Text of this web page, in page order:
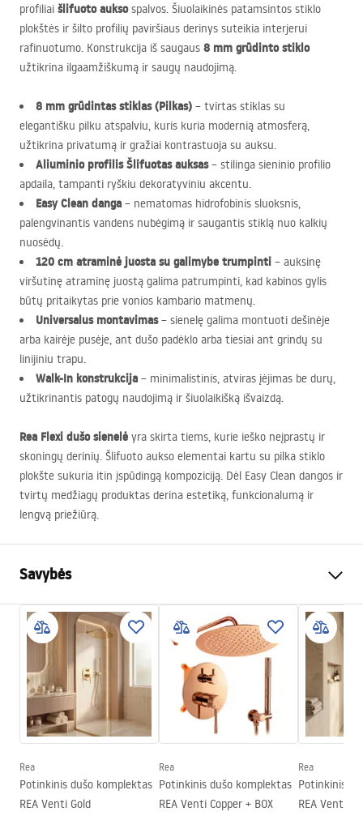
profiliai šlifuoto auksospalvos. Šiuolaikinės patamsintos stiklo
plokštės ir šilto profilių paviršiaus derinys suteikia interjerui
rafinuotumo. Konstrukcija iš saugaus 8 mm grūdinto stiklo
užtikrina ilgaamžiškumą ir saugų naudojimą.
8 mm grūdintas stiklas (Pilkas) – tvirtas stiklas su
elegantišku pilku atspalviu, kuris kuria modernią atmosferą,
užtikrina privatumą ir gražiai kontrastuoja su auksu.
Aliuminio profilis Šlifuotas auksas– stilinga sieninio profilio
apdaila, tampanti ryškiu dekoratyviniu akcentu.
Easy Clean danga – nematomas hidrofobinis sluoksnis,
palengvinantis vandens nubėgimą ir saugantis stiklą nuo kalkių
nuosėdų.
120 cm atraminė juosta su galimybe trumpinti – auksinę
viršutinę atraminę juostą galima patrumpinti, kad kabinos gylis
būtų pritaikytas prie vonios kambario matmenų.
Universalus montavimas– sienelę galima montuoti dešinėje
arba kairėje pusėje, ant dušo padėklo arba tiesiai ant grindų su
linijiniu trapu.
Walk-In konstrukcija – minimalistinis, atviras įėjimas be durų,
užtikrinantis patogų naudojimą ir šiuolaikišką išvaizdą.
Rea Flexi dušo sienelė yra skirta tiems, kurie ieško neįprastų ir
skoningų derinių. Šlifuoto aukso elementai kartu su pilka stiklo
plokšte sukuria itin įspūdingą kompoziciją. Dėl Easy Clean dangos ir
tvirtų medžiagų produktas derina estetiką, funkcionalumą ir
lengvą priežiūrą.
Savybės
Dydis (durys x siena)
Spalva
Šlifuotas auksas
Kabinos tipas
Walk-in
Stiklo spalva
Pilka 8mm
Seria
Flexi
Surinkimas
Ant irkluojančio baseino arba
Aukštis (mm)
1950mm
Rea
Potinkinis dušo komplektas
REA Venti Gold
Rea
Potinkinis dušo komplektas
REA Venti Copper + BOX
Rea
Potinkinis
REA Venti